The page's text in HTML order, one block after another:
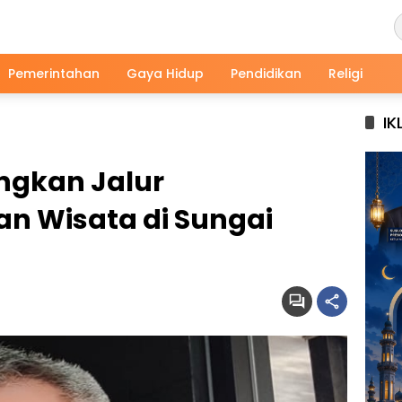
Pemerintahan Gaya Hidup Pendidikan Religi
Jalur
Wisata di Sungai